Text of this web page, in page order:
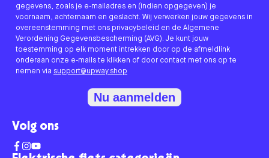
gegevens, zoals je e-mailadres en (indien opgegeven) je
voornaam, achternaam en geslacht. Wij verwerken jouw gegevens in
overeenstemming met ons privacybeleid en de Algemene
Verordening Gegevensbescherming (AVG). Je kunt jouw
toestemming op elk moment intrekken door op de afmeldlink
onderaan onze e-mails te klikken of door contact met ons op te
nemen via support@upway.shop
Nu aanmelden
Volg ons